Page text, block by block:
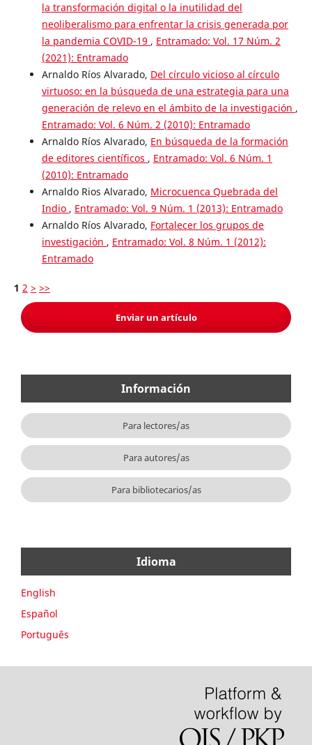
la transformación digital o la inutilidad del
neoliberalismo para enfrentar la crisis generada por
la pandemia COVID-19 , Entramado: Vol. 17 Núm. 2
(2021): Entramado
Arnaldo Ríos Alvarado, Del círculo vicioso al círculo
virtuoso: en la búsqueda de una estrategia para una
generación de relevo en el ámbito de la investigación ,
Entramado: Vol. 6 Núm. 2 (2010): Entramado
Arnaldo Ríos Alvarado, En búsqueda de la formación
de editores científicos , Entramado: Vol. 6 Núm. 1
(2010): Entramado
Arnaldo Rios Alvarado, Microcuenca Quebrada del
Indio , Entramado: Vol. 9 Núm. 1 (2013): Entramado
Arnaldo Ríos Alvarado, Fortalecer los grupos de
investigación , Entramado: Vol. 8 Núm. 1 (2012):
Entramado
1 2 > >>
Enviar un artículo
Información
Para lectores/as
Para autores/as
Para bibliotecarios/as
Idioma
English
Español
Português